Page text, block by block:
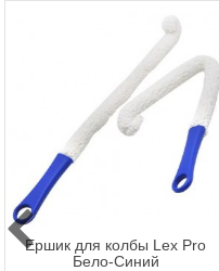
Ершик для колбы Lex Pro
Бело-Синий